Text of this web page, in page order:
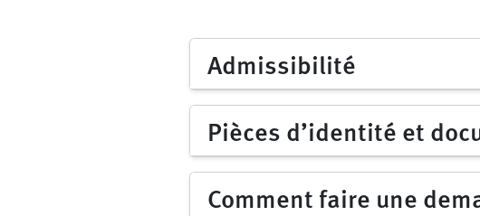
Admissibilité
Pièces d’identité et
Comment faire une